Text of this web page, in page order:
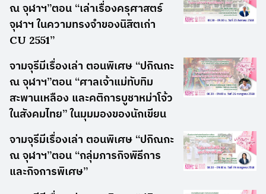
ณ จุฬาฯ”ตอน “เล่าเรื่องครุศาสตร์
จุฬาฯ ในความทรงจำของนิสิตเก่า
CU 2551”
จามจุรีมีเรื่องเล่า ตอนพิเศษ “ปกิณกะ
ณ จุฬาฯ”ตอน “ศาลเจ้าแม่ทับทิม
สะพานเหลือง และคติการบูชาหม่าโจ้ว
ในสังคมไทย” ในมุมมองของนักเขียน
จามจุรีมีเรื่องเล่า ตอนพิเศษ “ปกิณกะ
ณ จุฬาฯ”ตอน “กลุ่มภารกิจพิธีการ
และกิจการพิเศษ”